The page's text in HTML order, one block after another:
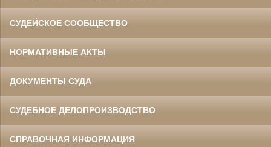
СУДЕЙСКОЕ СООБЩЕСТВО
НОРМАТИВНЫЕ АКТЫ
ДОКУМЕНТЫ СУДА
СУДЕБНОЕ ДЕЛОПРОИЗВОДСТВО
СПРАВОЧНАЯ ИНФОРМАЦИЯ